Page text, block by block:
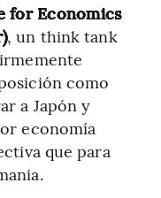
for Economics
, un think tank
como
a Japón y
economía
que para